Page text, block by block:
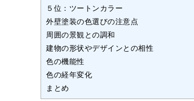
５位：ツートンカラー
外壁塗装の色選びの注意点
周囲の景観との調和
建物の形状やデザインとの相性
色の機能性
色の経年変化
まとめ